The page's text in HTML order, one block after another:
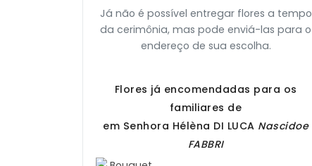
Já não é possível entregar flores a tempo
da cerimônia, mas pode enviá-las para o
endereço de sua escolha.
Flores já encomendadas para os
familiares de
em Senhora Hélèna DI LUCA Nascidoe
FABBRI